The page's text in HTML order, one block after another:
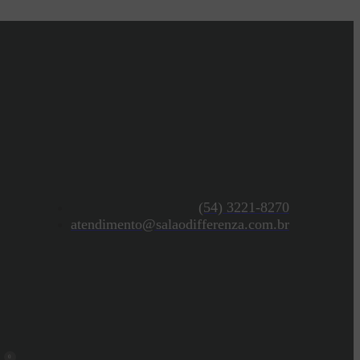
(54) 3221-8270
atendimento@salaodifferenza.com.br
0